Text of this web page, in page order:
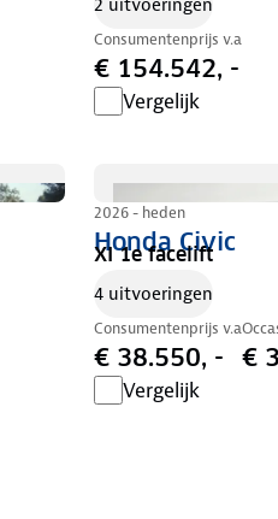
2 uitvoeringen
Consumentenprijs v.a
€ 154.542, -
Vergelijk
Honda Civic
2026 - heden
XI 1e facelift
4 uitvoeringen
Consumentenprijs v.a
€ 38.550, - €
Vergelijk